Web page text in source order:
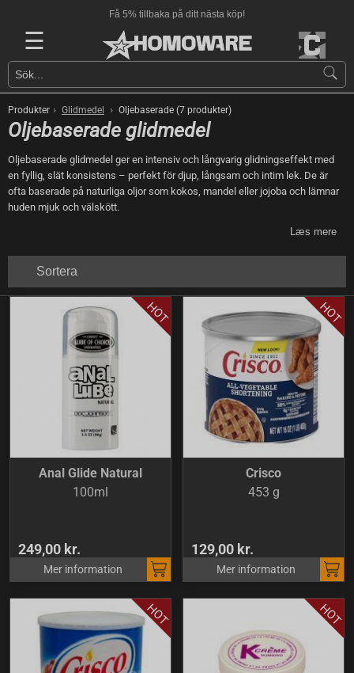
Få 5% tillbaka på ditt nästa köp!
☰
Produkter › Glidmedel › Oljebaserade (7 produkter)
Oljebaserade glidmedel
Oljebaserade glidmedel ger en intensiv och långvarig glidningseffekt med
en fyllig, slät konsistens – perfekt för djup, långsam och intim lek. De är
ofta baserade på naturliga oljor som kokos, mandel eller jojoba och lämnar
huden mjuk och välskött.
Læs mere
Sortera
Anal Glide Natural
100ml
249,00 kr.
Mer information
Crisco
453 g
129,00 kr.
Mer information